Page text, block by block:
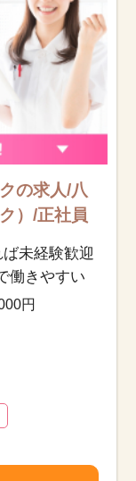
の求人/八
）/正社員
ば未経験歓迎
働きやすい
円